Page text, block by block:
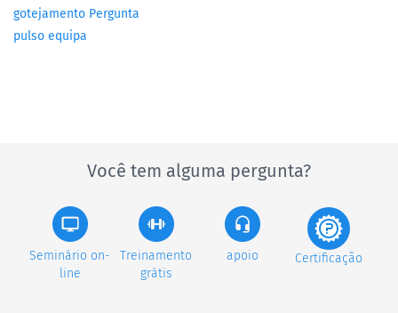
gotejamento Pergunta
pulso equipa
Você tem alguma pergunta?
Seminário on-
line
Treinamento
grátis
apoio Certificação